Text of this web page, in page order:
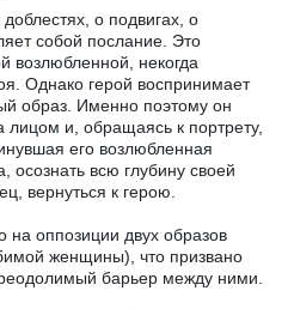
о подвигах, о
собой послание. Это
возлюбленной, некогда
Однако герой воспринимает
образ. Именно поэтому он
лицом и, обращаясь к портрету,
его возлюбленная
осознать всю глубину своей
вернуться к герою.
на оппозиции двух образов
женщины), что призвано
барьер между ними.